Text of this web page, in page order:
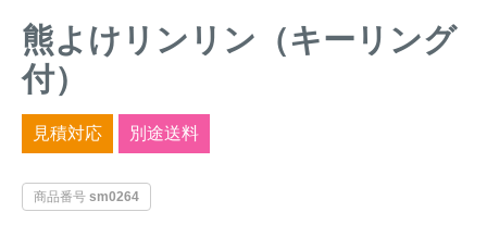
熊よけリンリン（キーリング
付）
見積対応 別途送料
商品番号 sm0264
対象動物から選ぶ
イノシシ対策